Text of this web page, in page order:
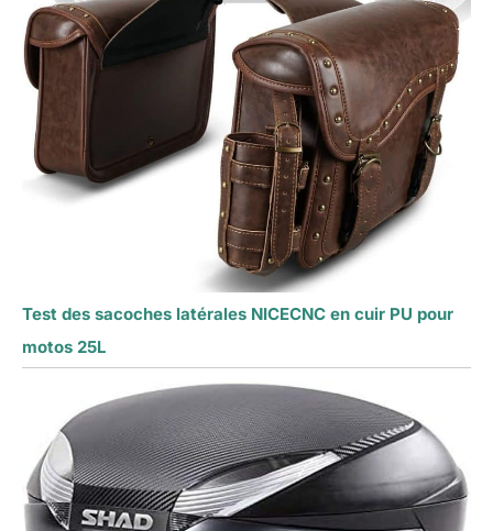
Test des sacoches latérales NICECNC en cuir PU pour
motos 25L